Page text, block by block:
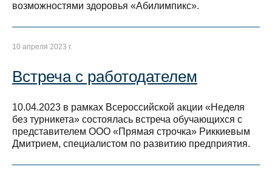
возможностями здоровья «Абилимпикс».
10 апреля 2023 г.
Встреча с работодателем
10.04.2023 в рамках Всероссийской акции «Неделя
без турникета» состоялась встреча обучающихся с
представителем ООО «Прямая строчка» Риккиевым
Дмитрием, специалистом по развитию предприятия.